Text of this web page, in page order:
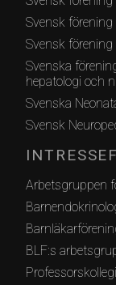
Svensk
Svensk
Svenska
hepatologi och
Svenska
Svensk
Arbetsgruppen
BLF:s